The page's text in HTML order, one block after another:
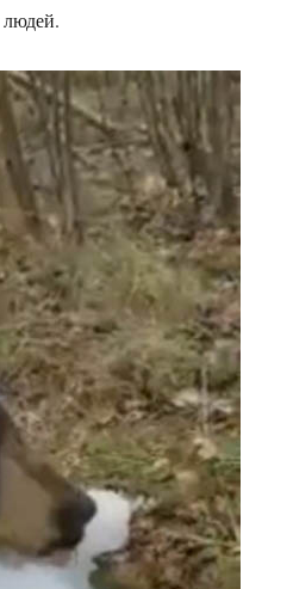
людей.